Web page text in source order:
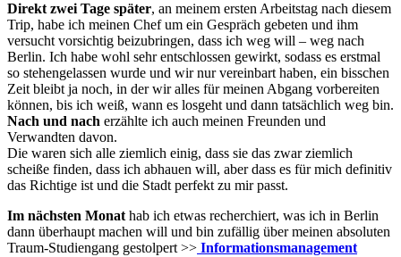
Direkt zwei Tage später, an meinem ersten Arbeitstag nach diesem
Trip, habe ich meinen Chef um ein Gespräch gebeten und ihm
versucht vorsichtig beizubringen, dass ich weg will – weg nach
Berlin. Ich habe wohl sehr entschlossen gewirkt, sodass es erstmal
so stehengelassen wurde und wir nur vereinbart haben, ein bisschen
Zeit bleibt ja noch, in der wir alles für meinen Abgang vorbereiten
können, bis ich weiß, wann es losgeht und dann tatsächlich weg bin.
Nach und nach erzählte ich auch meinen Freunden und
Verwandten davon.
Die waren sich alle ziemlich einig, dass sie das zwar ziemlich
scheiße finden, dass ich abhauen will, aber dass es für mich definitiv
das Richtige ist und die Stadt perfekt zu mir passt.
Im nächsten Monat hab ich etwas recherchiert, was ich in Berlin
dann überhaupt machen will und bin zufällig über meinen absoluten
Traum-Studiengang gestolpert >> Informationsmanagement